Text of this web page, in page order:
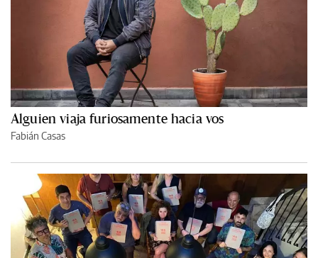
Alguien viaja furiosamente hacia vos
Fabián Casas